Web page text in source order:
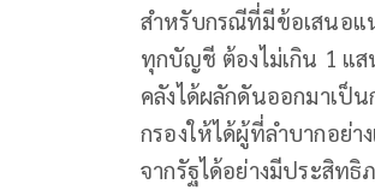
สำหรับกรณีที่มีข้อเสนอแ
ทุกบัญชี ต้องไม่เกิน 1 แส
คลังได้ผลักดันออกมาเป็
กรองให้ได้ผู้ที่ลำบากอย่า
จากรัฐได้อย่างมีประสิทธิ